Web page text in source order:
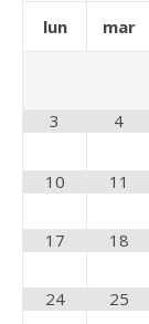
lun mar
3 4
10 11
17 18
24 25